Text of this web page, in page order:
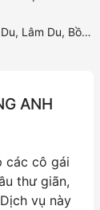
Bồ Đề, Long Biên, Hà Nội
ANH
các cô gái
thư giãn,
vụ này